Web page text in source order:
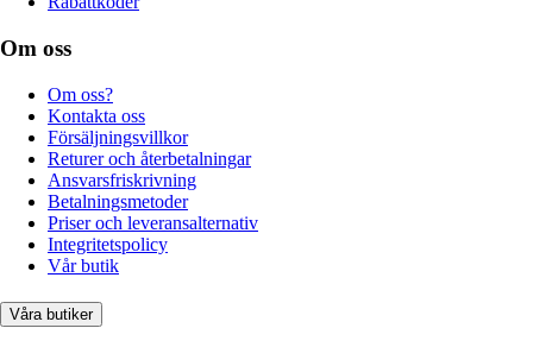
Om oss
Om oss?
Kontakta oss
Försäljningsvillkor
Returer och återbetalningar
Ansvarsfriskrivning
Betalningsmetoder
Priser och leveransalternativ
Integritetspolicy
Vår butik
Våra butiker